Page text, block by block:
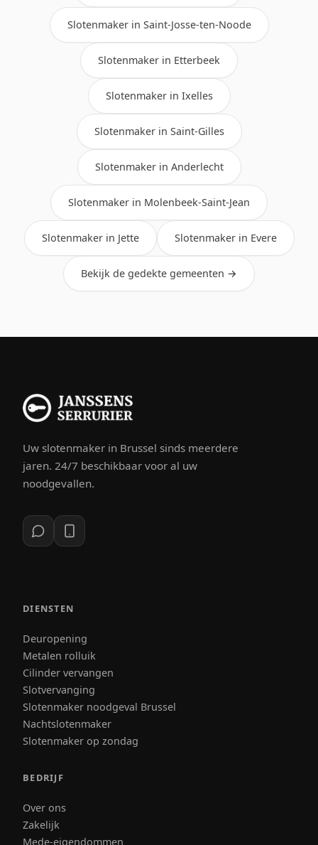
Slotenmaker in Saint-Josse-ten-Noode
Slotenmaker in Etterbeek
Slotenmaker in Ixelles
Slotenmaker in Saint-Gilles
Slotenmaker in Anderlecht
Slotenmaker in Molenbeek-Saint-Jean
Slotenmaker in Jette Slotenmaker in Evere
Bekijk de gedekte gemeenten →
Uw slotenmaker in Brussel sinds meerdere
jaren. 24/7 beschikbaar voor al uw
noodgevallen.
DIENSTEN
Deuropening
Metalen rolluik
Cilinder vervangen
Slotvervanging
Slotenmaker noodgeval Brussel
Nachtslotenmaker
Slotenmaker op zondag
BEDRIJF
Over ons
Zakelijk
Mede-eigendommen